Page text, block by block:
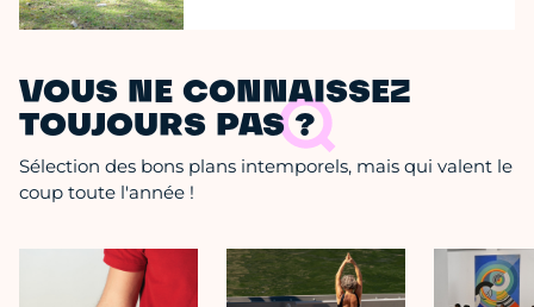
VOUS NE CONNAISSEZ
TOUJOURS PAS ?
Sélection des bons plans intemporels, mais qui valent le
coup toute l'année !